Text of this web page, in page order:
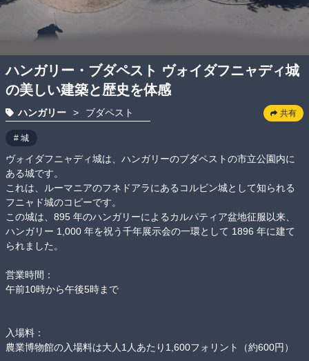
ハンガリー・ブダペスト ヴォイダフニャディ城
の美しい建築と歴史を体感
ハンガリー > ブダペスト 共有
# 城
ヴォイダフニャディ城は、ハンガリーのブダペストの市立公園内に
ある城です。
これは、ルーマニアのフネドアラにあるコルビン城として知られる
フニャド城のコピーです。
この城は、895 年のハンガリーによるカルパティア盆地征服以来、
ハンガリー 1,000 年を祝う千年展示会の一環として 1896 年に建て
られました。
営業時間：
午前10時から午後5時まで
入場料：
農業博物館の入場料は大人1人あたり1,600フォリント（約600円）